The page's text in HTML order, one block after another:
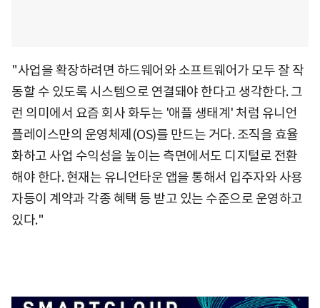
"사업을 확장하려면 하드웨어와 소프트웨어가 모두 잘 작
동할 수 있도록 시스템으로 연결돼야 한다고 생각한다. 그
런 의미에서 요즘 회사 화두는 '애플 생태계' 처럼 유니언
플레이스만의 운영체제(OS)를 만드는 거다. 조직을 효율
화하고 사업 수익성을 높이는 측면에서도 디지털로 전환
해야 한다. 현재는 유니언타운 앱을 통해서 입주자와 사용
자등이 계약과 각종 혜택 등 받고 있는 수준으로 운영하고
있다."